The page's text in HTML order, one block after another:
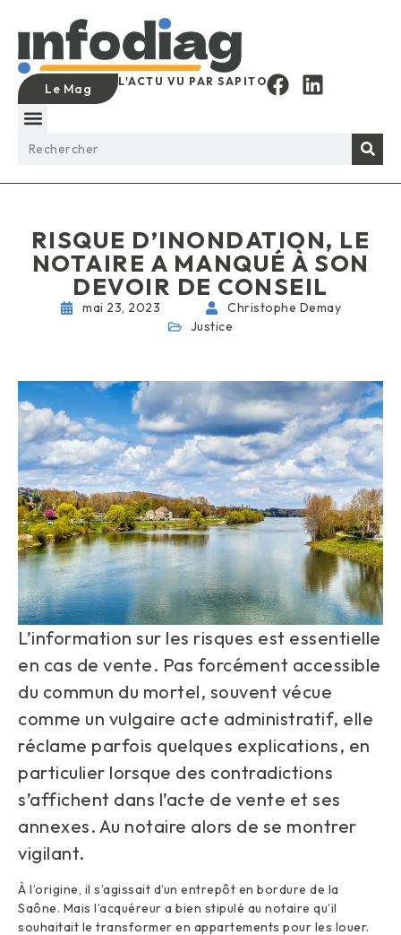
Le Mag L'ACTU VU PAR SAPITO
RISQUE D’INONDATION, LE
NOTAIRE A MANQUÉ À SON
DEVOIR DE CONSEIL
mai 23, 2023
Christophe Demay
Justice
L’information sur les risques est essentielle
en cas de vente. Pas forcément accessible
du commun du mortel, souvent vécue
comme un vulgaire acte administratif, elle
réclame parfois quelques explications, en
particulier lorsque des contradictions
s’affichent dans l’acte de vente et ses
annexes. Au notaire alors de se montrer
vigilant.
À l’origine, il s’agissait d’un entrepôt en bordure de la
Saône. Mais l’acquéreur a bien stipulé au notaire qu’il
souhaitait le transformer en appartements pour les louer.